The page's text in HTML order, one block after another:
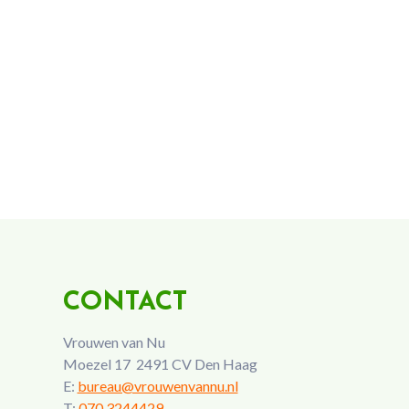
CONTACT
Vrouwen van Nu
Moezel 17 2491 CV Den Haag
E: bureau@vrouwenvannu.nl